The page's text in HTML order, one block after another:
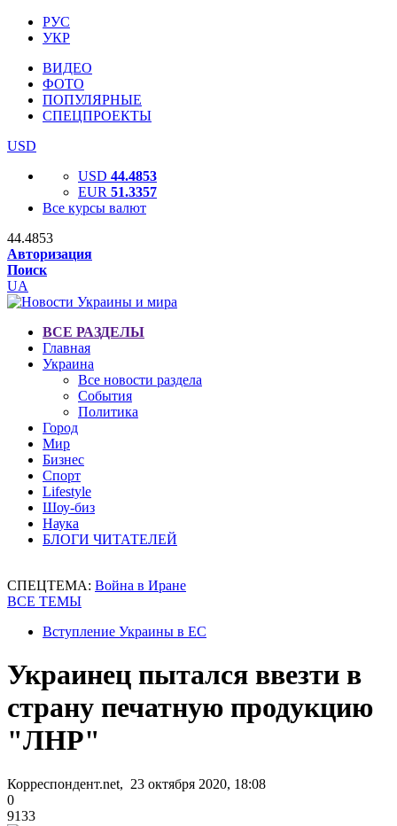
РУС
УКР
ВИДЕО
ФОТО
ПОПУЛЯРНЫЕ
СПЕЦПРОЕКТЫ
USD
USD 44.4853
EUR 51.3357
Все курсы валют
44.4853
Авторизация
Поиск
UA
ВСЕ РАЗДЕЛЫ
Главная
Украина
Все новости раздела
События
Политика
Город
Мир
Бизнес
Спорт
Lifestyle
Шоу-биз
Наука
БЛОГИ ЧИТАТЕЛЕЙ
СПЕЦТЕМА: Война в Иране
ВСЕ ТЕМЫ
Вступление Украины в ЕС
Украинец пытался ввезти в
страну печатную продукцию
"ЛНР"
Корреспондент.net, 23 октября 2020, 18:08
0
9133